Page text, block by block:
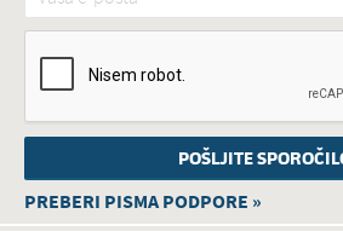
PREBERI PISMA PODPORE »